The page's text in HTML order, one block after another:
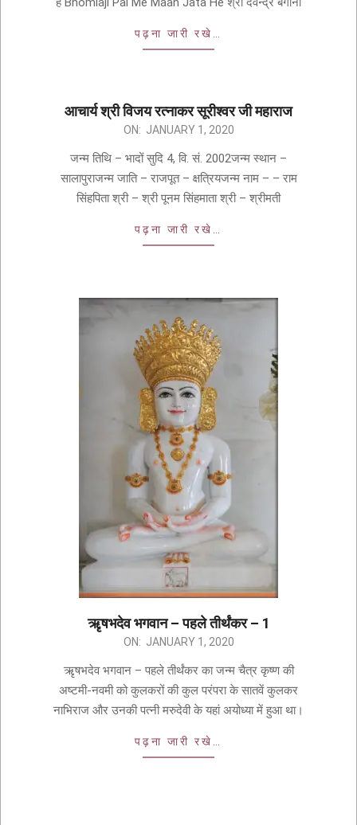
पढ़ना जारी रखे…
आचार्य श्री विजय रत्नाकर सूरीश्वर जी महाराज
ON: JANUARY 1, 2020
जन्म तिथि – भादों सुदि 4, वि. सं. 2002जन्म स्थान –
सालापुराजन्म जाति – राजपूत – क्षत्रियजन्म नाम – – राम
सिंहपिता श्री – श्री पूनम सिंहमाता श्री – श्रीमती
पढ़ना जारी रखे…
ऋृषभदेव भगवान – पहले तीर्थंकर – 1
ON: JANUARY 1, 2020
ऋृषभदेव भगवान – पहले तीर्थंकर का जन्म चैत्र कृष्ण की
अष्टमी-नवमी को कुलकरों की कुल परंपरा के सातवें कुलकर
नाभिराज और उनकी पत्नी मरुदेवी के यहां अयोध्या में हुआ था।
पढ़ना जारी रखे…